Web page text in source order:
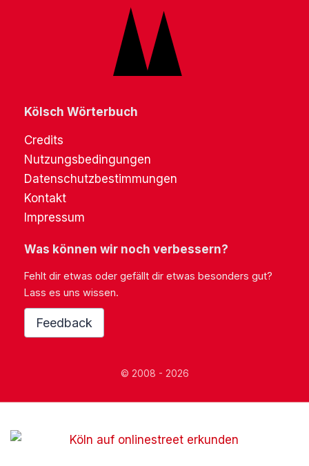
Kölsch Wörterbuch
Credits
Nutzungsbedingungen
Datenschutzbestimmungen
Kontakt
Impressum
Was können wir noch verbessern?
Fehlt dir etwas oder gefällt dir etwas besonders gut?
Lass es uns wissen.
Feedback
© 2008 - 2026